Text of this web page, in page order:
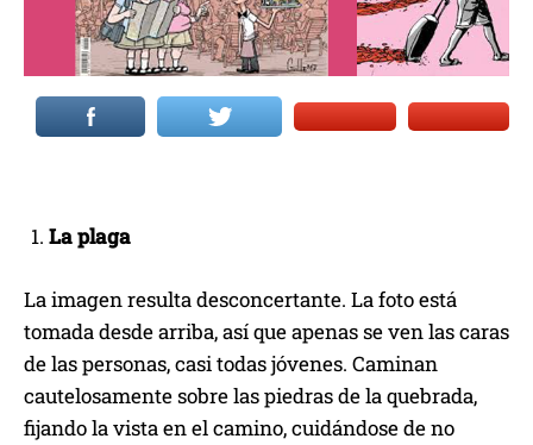
La plaga
La imagen resulta desconcertante. La foto está
tomada desde arriba, así que apenas se ven las caras
de las personas, casi todas jóvenes. Caminan
cautelosamente sobre las piedras de la quebrada,
fijando la vista en el camino, cuidándose de no